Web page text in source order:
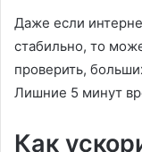
Даже если
стабильно, то
проверить,
Лишние 5 минут
Как